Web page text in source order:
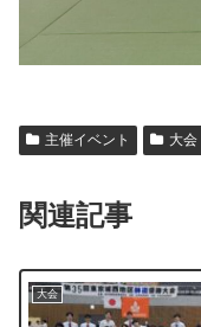
主催イベント 大会
関連記事
大会